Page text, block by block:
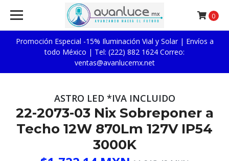
Promoción Especial -15% Iluminación Vial y Solar | Envíos a
todo México | Tel: (222) 882 1624 Correo:
ventas@avanlucemx.net
0
ASTRO LED *IVA INCLUIDO
22-2073-03 Nix Sobreponer a
Techo 12W 870Lm 127V IP54
3000K